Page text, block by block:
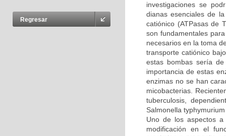
Regresar
investigaciones se
dianas esenciales de
catiónico (ATPasas de
son fundamentales
necesarios en la toma
transporte catiónico
estas bombas sería
importancia de estas
enzimas no se han
micobacterias.
tuberculosis,
Salmonella
Uno de los aspectos
modificación en el